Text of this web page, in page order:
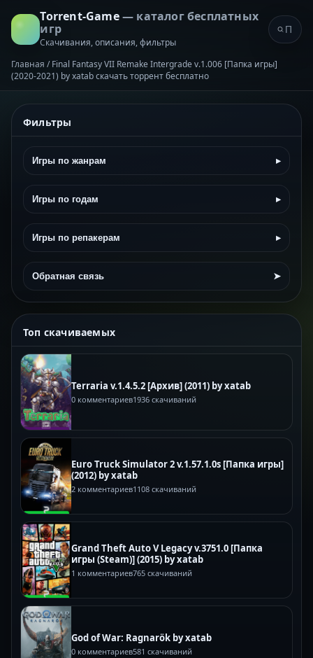
Torrent-Game— каталог бесплатных
игр
Скачивания, описания, фильтры
Главная / Final Fantasy VII Remake Intergrade v.1.006 [Папка игры]
(2020-2021) by xatab скачать торрент бесплатно
Фильтры
Игры по жанрам ▸
Игры по годам ▸
Игры по репакерам ▸
Обратная связь ➤
Топ скачиваемых
Terraria v.1.4.5.2 [Архив] (2011) by xatab
0 комментариев1936 скачиваний
Euro Truck Simulator 2 v.1.57.1.0s [Папка игры]
(2012) by xatab
2 комментариев1108 скачиваний
Grand Theft Auto V Legacy v.3751.0 [Папка
игры (Steam)] (2015) by xatab
1 комментариев765 скачиваний
God of War: Ragnarök by xatab
0 комментариев581 скачиваний